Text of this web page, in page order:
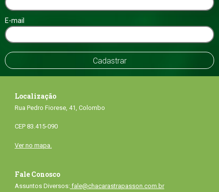
E-mail
Localização
Rua Pedro Fiorese, 41, Colombo
CEP 83.415-090
Ver no mapa.
Fale Conosco
Assuntos Diversos: fale@chacarastrapasson.com.br